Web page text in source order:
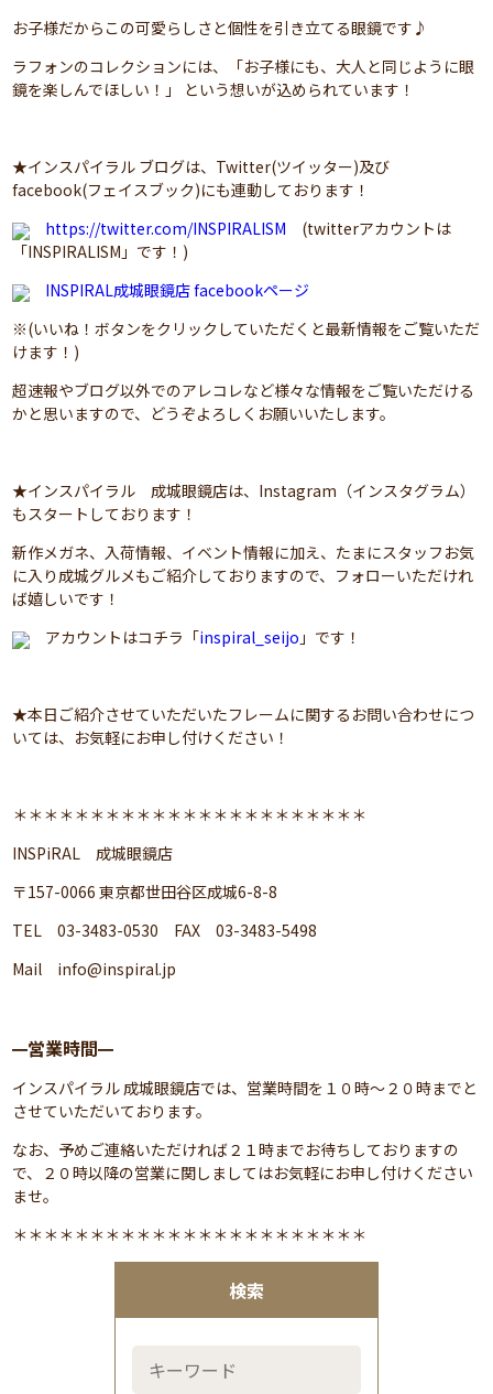
検索
お子様だからこの可愛らしさと個性を引き立てる眼鏡です♪
ラフォンのコレクションには、「お子様にも、大人と同じように眼
鏡を楽しんでほしい！」 という想いが込められています！
★インスパイラル ブログは、Twitter(ツイッター)及び
facebook(フェイスブック)にも連動しております！
https://twitter.com/INSPIRALISM (twitterアカウントは
「INSPIRALISM」です！)
INSPIRAL成城眼鏡店 facebookページ
※(いいね！ボタンをクリックしていただくと最新情報をご覧いただ
けます！)
超速報やブログ以外でのアレコレなど様々な情報をご覧いただける
かと思いますので、どうぞよろしくお願いいたします。
★インスパイラル 成城眼鏡店は、Instagram（インスタグラム）
もスタートしております！
新作メガネ、入荷情報、イベント情報に加え、たまにスタッフお気
に入り成城グルメもご紹介しておりますので、フォローいただけれ
ば嬉しいです！
アカウントはコチラ「inspiral_seijo 」です！
★本日ご紹介させていただいたフレームに関するお問い合わせにつ
いては、お気軽にお申し付けください！
＊＊＊＊＊＊＊＊＊＊＊＊＊＊＊＊＊＊＊＊＊＊＊
INSPiRAL 成城眼鏡店
〒157-0066 東京都世田谷区成城6-8-8
TEL 03-3483-0530 FAX 03-3483-5498
Mail info@inspiral.jp
━営業時間━
インスパイラル 成城眼鏡店では、営業時間を１０時～２０時までと
させていただいております。
なお、予めご連絡いただければ２１時までお待ちしておりますの
で、２０時以降の営業に関しましてはお気軽にお申し付けください
ませ。
＊＊＊＊＊＊＊＊＊＊＊＊＊＊＊＊＊＊＊＊＊＊＊